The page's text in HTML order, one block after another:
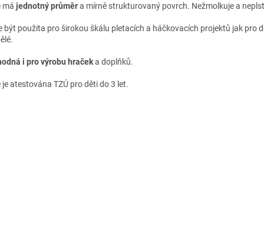
má jednotný průměra mírně strukturovaný povrch. Nežmolkuje a
být použita pro širokou škálu pletacích a háčkovacích projektů jak pro
i pro výrobu hračeka doplňků.
je atestována TZÚ pro děti do 3 let.